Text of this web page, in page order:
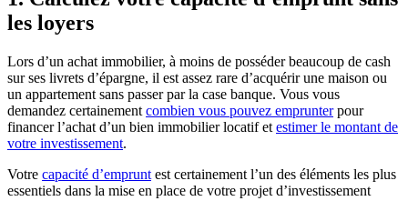
les loyers
Lors d’un achat immobilier, à moins de posséder beaucoup de cash
sur ses livrets d’épargne, il est assez rare d’acquérir une maison ou
un appartement sans passer par la case banque. Vous vous
demandez certainement combien vous pouvez emprunterpour
financer l’achat d’un bien immobilier locatif et estimer le montant de
votre investissement.
Votre capacité d’emprunt est certainement l’un des éléments les plus
essentiels dans la mise en place de votre projet d’investissement